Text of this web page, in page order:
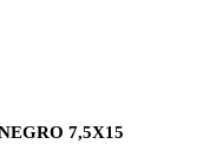
7,5X15